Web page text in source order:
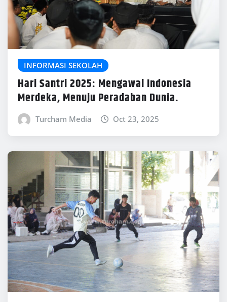
INFORMASI SEKOLAH
Hari Santri 2025: Mengawal Indonesia
Merdeka, Menuju Peradaban Dunia.
Turcham Media Oct 23, 2025